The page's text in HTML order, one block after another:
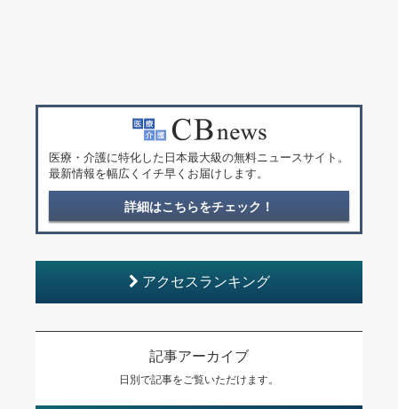
医療・介護に特化した日本最大級の無料ニュースサイト。
最新情報を幅広くイチ早くお届けします。
詳細はこちらをチェック！
アクセスランキング
記事アーカイブ
日別で記事をご覧いただけます。